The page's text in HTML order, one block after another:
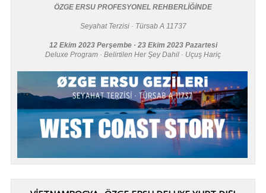
ÖZGE ERSU PROFESYONEL REHBERLİĞİNDE
Seyahat Terzisi · Türsab A 11737
12 Ekim 2023 Perşembe · 23 Ekim 2023 Pazartesi
Deluxe Program · Belirtilen Her Şey Dahil · Uçuş Hariç